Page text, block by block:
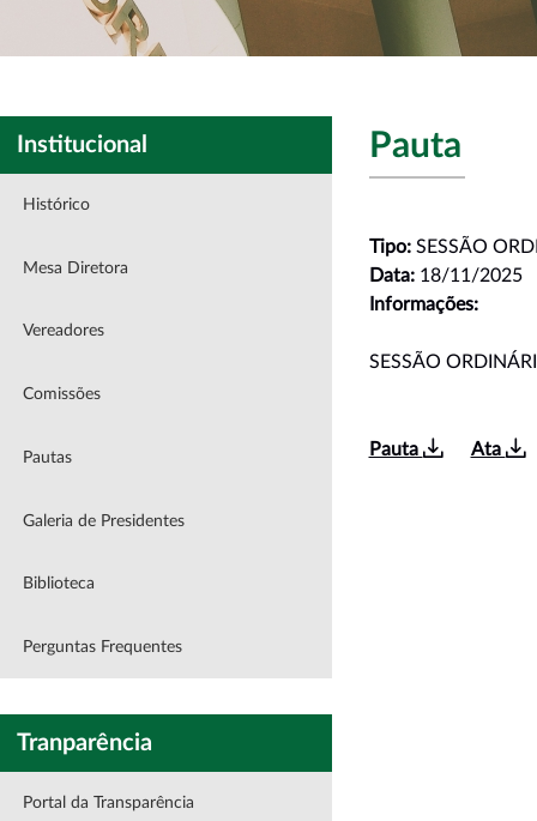
Institucional
Histórico
Mesa Diretora
Vereadores
Comissões
Pautas
Galeria de Presidentes
Biblioteca
Perguntas Frequentes
Tranparência
Portal da Transparência
Pauta
Tipo: SESSÃO
Data: 18/11/2025
Informações:
SESSÃO
Pauta Ata